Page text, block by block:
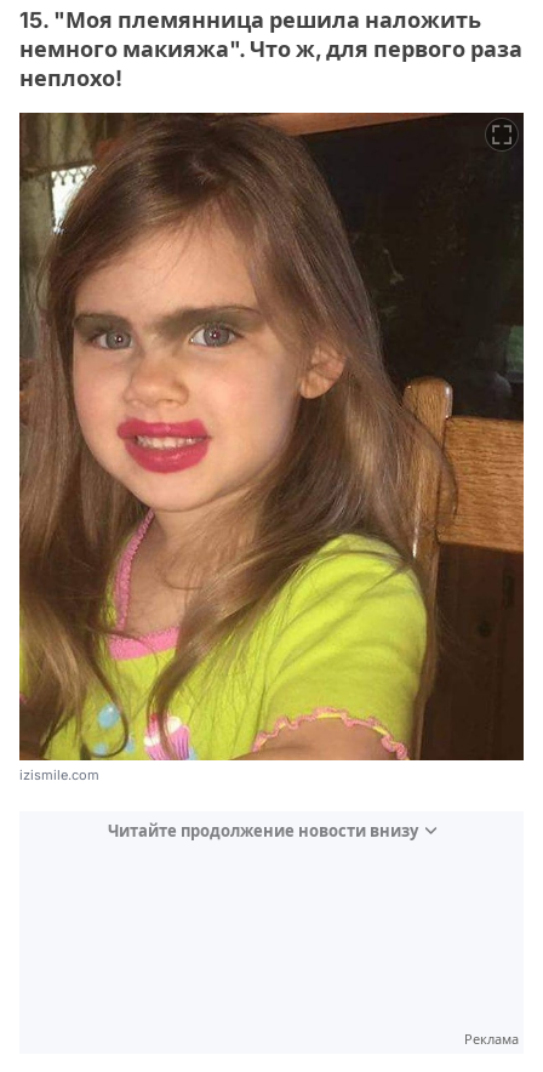
15. "Моя племянница решила наложить
немного макияжа". Что ж, для первого раза
неплохо!
izismile.com
Читайте продолжение новости внизу
Реклама